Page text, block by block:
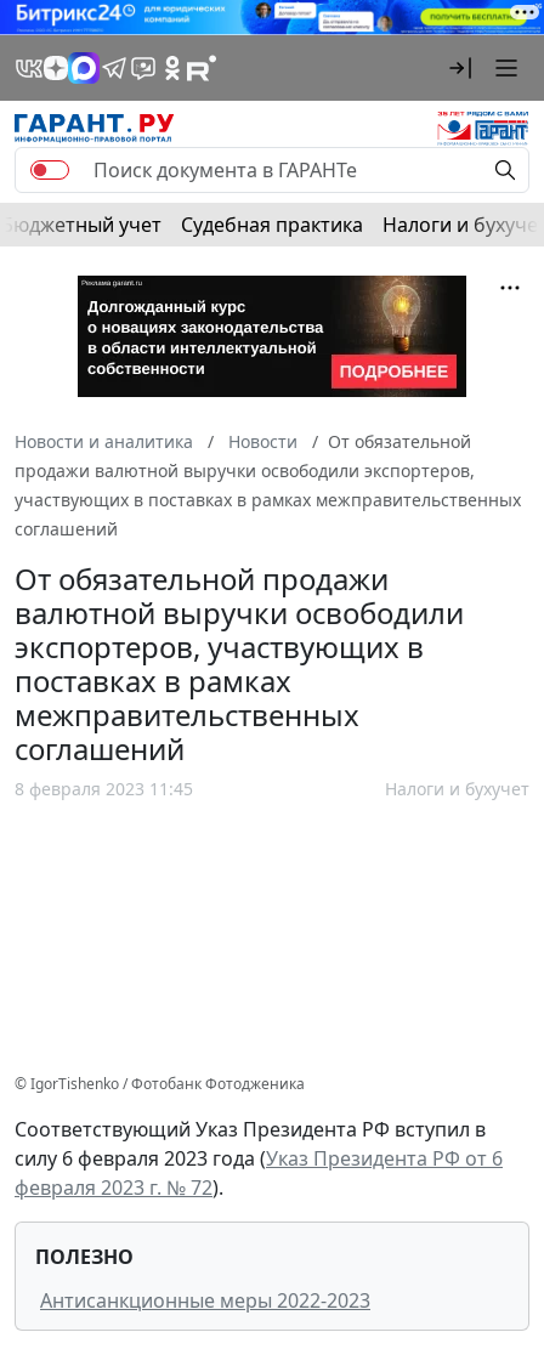
Бюджетный учет Судебная практика Налоги и
Новости и аналитика Новости
От обязательной
продажи валютной выручки освободили экспортеров,
участвующих в поставках в рамках межправительственных
соглашений
От обязательной продажи
валютной выручки освободили
экспортеров, участвующих в
поставках в рамках
межправительственных
соглашений
8 февраля 2023 11:45 Налоги и бухучет
© IgorTishenko / Фотобанк Фотодженика
Соответствующий Указ Президента РФ вступил в
силу 6 февраля 2023 года (Указ Президента РФ от 6
февраля 2023 г. № 72).
ПОЛЕЗНО
Антисанкционные меры 2022-2023